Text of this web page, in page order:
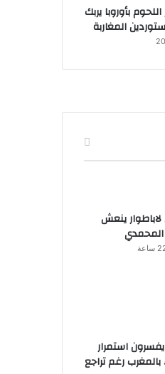
بأوروبا يربك
المغاربة
لاباطوار ينعش
يفسرون استمرار
بالمغرب رغم تراجع